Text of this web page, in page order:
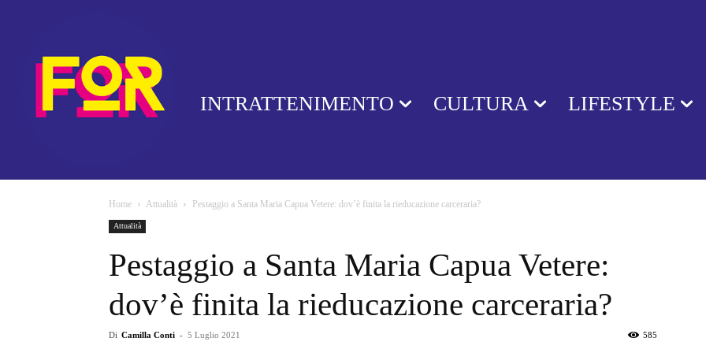
INTRATTENIMENTO CULTURA LIFESTYLE
Home Attualità Pestaggio a Santa Maria Capua Vetere: dov’è finita la rieducazione carceraria?
Attualità
Pestaggio a Santa Maria Capua Vetere:
dov’è finita la rieducazione carceraria?
Di Camilla Conti - 5 Luglio 2021 585